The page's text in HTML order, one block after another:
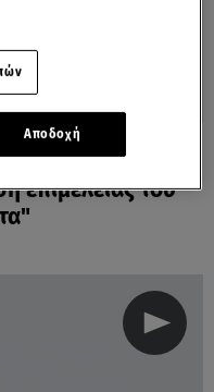
να
επιμέλειας του
Αποδοχή